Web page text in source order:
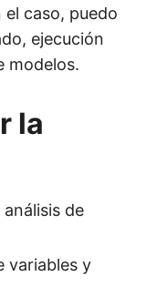
el caso, puedo
ejecución
modelos.
la
de
variables y